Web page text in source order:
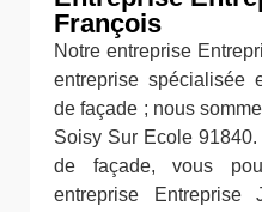
François
Notre entreprise
entreprise spécialisée
de façade ; nous
Soisy Sur Ecole
de façade, vous
entreprise Entreprise